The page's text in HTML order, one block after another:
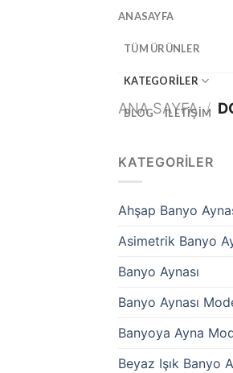
ANASAYFA
TÜM ÜRÜNLER
KATEGORILER
BLOG İLETIŞIM
ANA SAYFA /
KATEGORILER
Ahşap Banyo
Asimetrik Banyo
Banyo Aynası
Banyo Aynası
Banyoya Ayna
Beyaz Işık Banyo